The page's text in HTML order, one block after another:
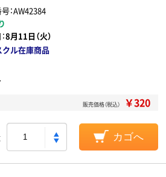
：AW42384
8月11日（火）
クル在庫商品
販売価格（税込） ￥320
カゴへ